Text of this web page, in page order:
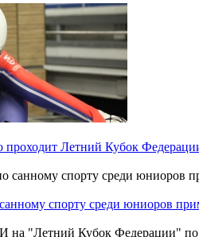
Летний Кубок
спорту среди юниоров